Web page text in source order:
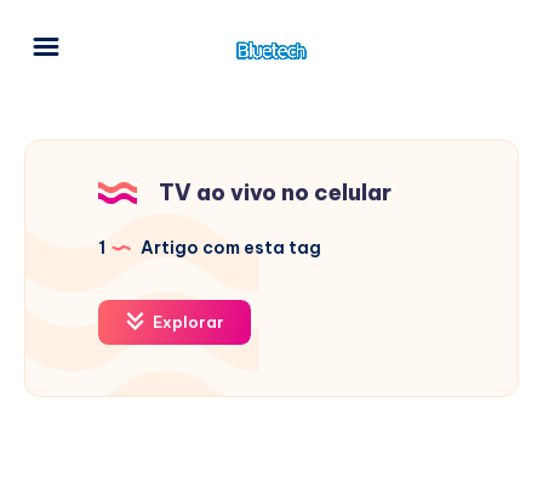
TV ao vivo no celular
1 Artigo com esta tag
Explorar